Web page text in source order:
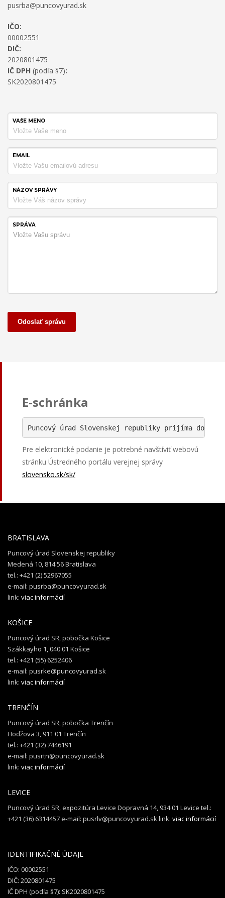
pusrba@puncovyurad.sk
IČO:
00002551
DIČ:
2020801475
IČ DPH (podľa §7):
SK2020801475
VAŠE MENO
EMAIL
NÁZOV SPRÁVY
SPRÁVA
Odoslať správu
E-schránka
Puncový úrad Slovenskej republiky prijíma do
Pre elektronické podanie je potrebné navštíviť webovú
stránku Ústredného portálu verejnej správy
slovensko.sk/sk/
BRATISLAVA
Puncový úrad Slovenskej republiky
Medená 10, 814 56 Bratislava
tel.: +421 (2) 52967055
e-mail: pusrba@puncovyurad.sk
link: viac informácií
KOŠICE
Puncový úrad SR, pobočka Košice
Szákkayho 1, 040 01 Košice
tel.: +421 (55) 6252406
e-mail: pusrke@puncovyurad.sk
link: viac informácií
TRENČÍN
Puncový úrad SR, pobočka Trenčín
Hodžova 3, 911 01 Trenčín
tel.: +421 (32) 7446191
e-mail: pusrtn@puncovyurad.sk
link: viac informácií
LEVICE
Puncový úrad SR, expozitúra Levice Dopravná 14, 934 01 Levice tel.:
+421 (36) 6314457 e-mail: pusrlv@puncovyurad.sk link: viac informácií
IDENTIFIKAČNÉ ÚDAJE
IČO: 00002551
DIČ: 2020801475
IČ DPH (podľa §7): SK2020801475